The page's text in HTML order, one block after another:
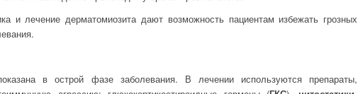
и лечение дерматомиозита дают возможность пациентам избежать грозных
в острой фазе заболевания. В лечении используются препараты,